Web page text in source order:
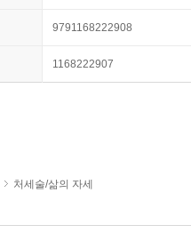
9791168222908
1168222907
처세술/삶의 자세